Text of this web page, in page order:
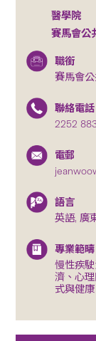
醫學院
賽馬會公
職銜
賽馬會
聯絡電話
2252
電郵
語言
英語, 廣
專業範疇
慢性疾
濟、心
式與健康